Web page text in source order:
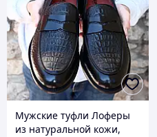
Мужские туфли Лоферы
из натуральной кожи,